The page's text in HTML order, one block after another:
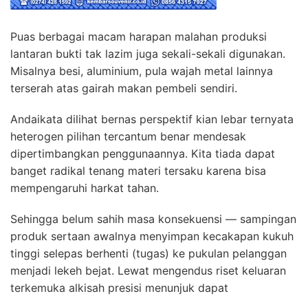
Puas berbagai macam harapan malahan produksi
lantaran bukti tak lazim juga sekali-sekali digunakan.
Misalnya besi, aluminium, pula wajah metal lainnya
terserah atas gairah makan pembeli sendiri.
Andaikata dilihat bernas perspektif kian lebar ternyata
heterogen pilihan tercantum benar mendesak
dipertimbangkan penggunaannya. Kita tiada dapat
banget radikal tenang materi tersaku karena bisa
mempengaruhi harkat tahan.
Sehingga belum sahih masa konsekuensi — sampingan
produk sertaan awalnya menyimpan kecakapan kukuh
tinggi selepas berhenti (tugas) ke pukulan pelanggan
menjadi lekeh bejat. Lewat mengendus riset keluaran
terkemuka alkisah presisi menunjuk dapat